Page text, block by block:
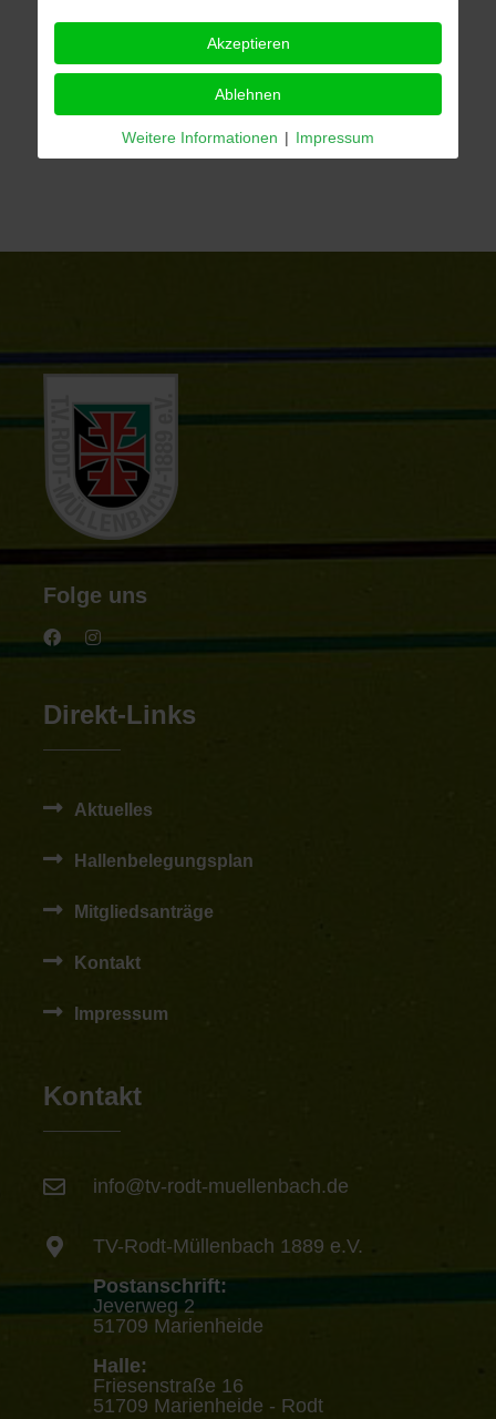
Folge uns
Direkt-Links
Aktuelles
Hallenbelegungsplan
Mitgliedsanträge
Kontakt
Impressum
Kontakt
info@tv-rodt-muellenbach.de
TV-Rodt-Müllenbach 1889 e.V.
Postanschrift:
Jeverweg 2
51709 Marienheide
Halle:
Friesenstraße 16
51709 Marienheide - Rodt
Akzeptieren
Ablehnen
Weitere Informationen | Impressum